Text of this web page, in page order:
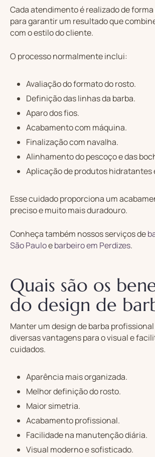
Cada atendimento é realizado de
para garantir um resultado que
com o estilo do cliente.
O processo normalmente inclui:
Avaliação do formato do rosto.
Definição das linhas da barba.
Aparo dos fios.
Acabamento com máquina.
Finalização com navalha.
Alinhamento do pescoço e das
Aplicação de produtos hidratantes
Esse cuidado proporciona um
preciso e muito mais duradouro.
Conheça também nossos serviços de
São Pauloebarbeiro em Perdizes.
Quais são os
do design de
Manter um design de barba
diversas vantagens para o visual e
cuidados.
Aparência mais organizada.
Melhor definição do rosto.
Maior simetria.
Acabamento profissional.
Facilidade na manutenção diária.
Visual moderno e sofisticado.